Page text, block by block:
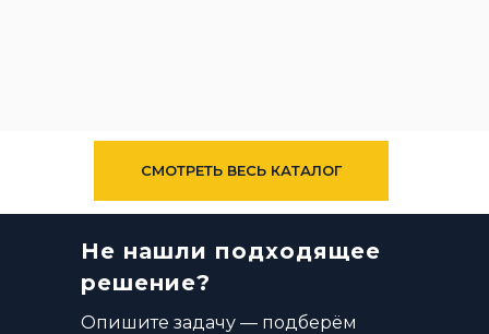
СМОТРЕТЬ ВЕСЬ КАТАЛОГ
Не нашли подходящее
решение?
Опишите задачу — подберём